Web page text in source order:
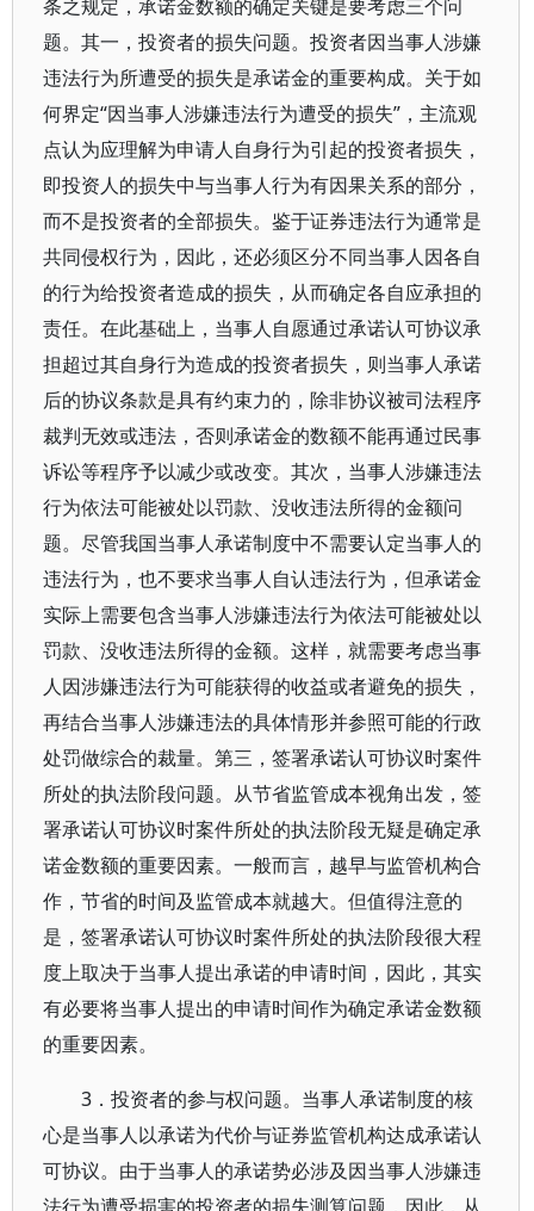
条之规定，承诺金数额的确定关键是要考虑三个问
题。其一，投资者的损失问题。投资者因当事人涉嫌
违法行为所遭受的损失是承诺金的重要构成。关于如
何界定“因当事人涉嫌违法行为遭受的损失”，主流观
点认为应理解为申请人自身行为引起的投资者损失，
即投资人的损失中与当事人行为有因果关系的部分，
而不是投资者的全部损失。鉴于证券违法行为通常是
共同侵权行为，因此，还必须区分不同当事人因各自
的行为给投资者造成的损失，从而确定各自应承担的
责任。在此基础上，当事人自愿通过承诺认可协议承
担超过其自身行为造成的投资者损失，则当事人承诺
后的协议条款是具有约束力的，除非协议被司法程序
裁判无效或违法，否则承诺金的数额不能再通过民事
诉讼等程序予以减少或改变。其次，当事人涉嫌违法
行为依法可能被处以罚款、没收违法所得的金额问
题。尽管我国当事人承诺制度中不需要认定当事人的
违法行为，也不要求当事人自认违法行为，但承诺金
实际上需要包含当事人涉嫌违法行为依法可能被处以
罚款、没收违法所得的金额。这样，就需要考虑当事
人因涉嫌违法行为可能获得的收益或者避免的损失，
再结合当事人涉嫌违法的具体情形并参照可能的行政
处罚做综合的裁量。第三，签署承诺认可协议时案件
所处的执法阶段问题。从节省监管成本视角出发，签
署承诺认可协议时案件所处的执法阶段无疑是确定承
诺金数额的重要因素。一般而言，越早与监管机构合
作，节省的时间及监管成本就越大。但值得注意的
是，签署承诺认可协议时案件所处的执法阶段很大程
度上取决于当事人提出承诺的申请时间，因此，其实
有必要将当事人提出的申请时间作为确定承诺金数额
的重要因素。
3．投资者的参与权问题。当事人承诺制度的核
心是当事人以承诺为代价与证券监管机构达成承诺认
可协议。由于当事人的承诺势必涉及因当事人涉嫌违